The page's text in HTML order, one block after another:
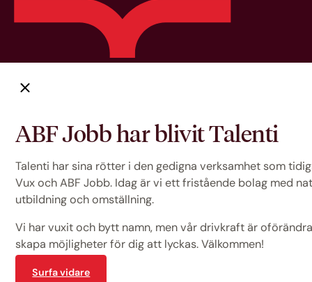
ABF Jobb har blivit Talenti
Talenti har sina rötter i den gedigna verksamhet som
Vux och ABF Jobb. Idag är vi ett fristående bolag med
utbildning och omställning.
Vi har vuxit och bytt namn, men vår drivkraft är
skapa möjligheter för dig att lyckas. Välkommen!
Surfa vidare